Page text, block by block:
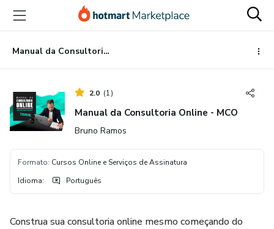
para
conteúdo
principal
para
pagamento
para
rodapé
Manual da Consultoria Online - MCO
2.0 (1)
Manual da Consultoria Online - MCO
Bruno Ramos
Formato: Cursos Online e Serviços de Assinatura
Idioma: Português
Construa sua consultoria online mesmo começando do